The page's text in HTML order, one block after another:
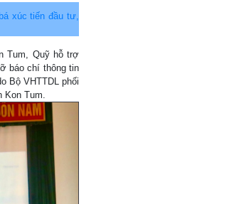
xúc tiến đầu tư,
Tum, Quỹ hỗ trợ
báo chí thông tin
Bộ VHTTDL phối
Kon Tum.